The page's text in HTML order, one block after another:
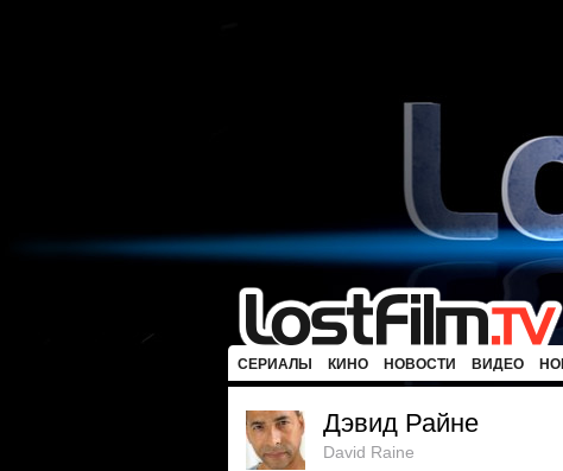
СЕРИАЛЫ КИНО НОВОСТИ ВИДЕО
Дэвид Райне
David Raine